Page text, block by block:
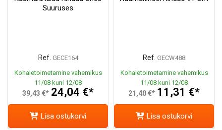
Suuruses
Ref. GECE164
Kohaletoimetamine vahemikus
11/08 kuni 12/08
39,43 €* 24,04 €*
Lisa ostukorvi
Ref. GECW488
Kohaletoimetamine vahemikus
11/08 kuni 12/08
21,40 €* 11,31 €*
Lisa ostukorvi